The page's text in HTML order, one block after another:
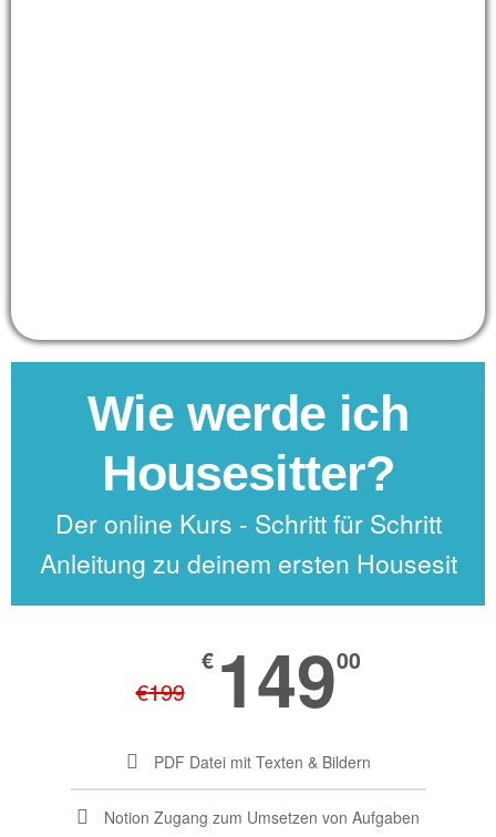
Wie werde ich
Housesitter?
Der online Kurs - Schritt für Schritt
Anleitung zu deinem ersten Housesit
€199
€ 14900
PDF Datei mit Texten & Bildern
Notion Zugang zum Umsetzen von Aufgaben